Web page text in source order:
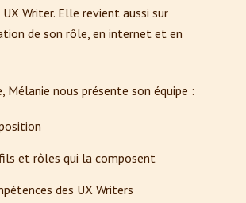
Writer. Elle revient aussi sur
de son rôle, en internet et en
Mélanie nous présente son équipe :
et rôles qui la composent
des UX Writers